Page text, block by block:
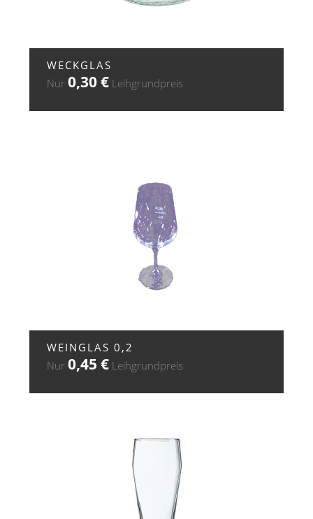
WECKGLAS
Nur0,30€ Leihgrundpreis
WEINGLAS 0,2
Nur0,45€ Leihgrundpreis